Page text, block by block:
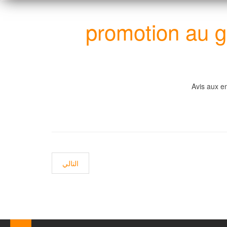
promotion au
Avis aux
المقال التالي: Avis aux candidats en vue de l'obtention de l'habilitation universitaire
التالي